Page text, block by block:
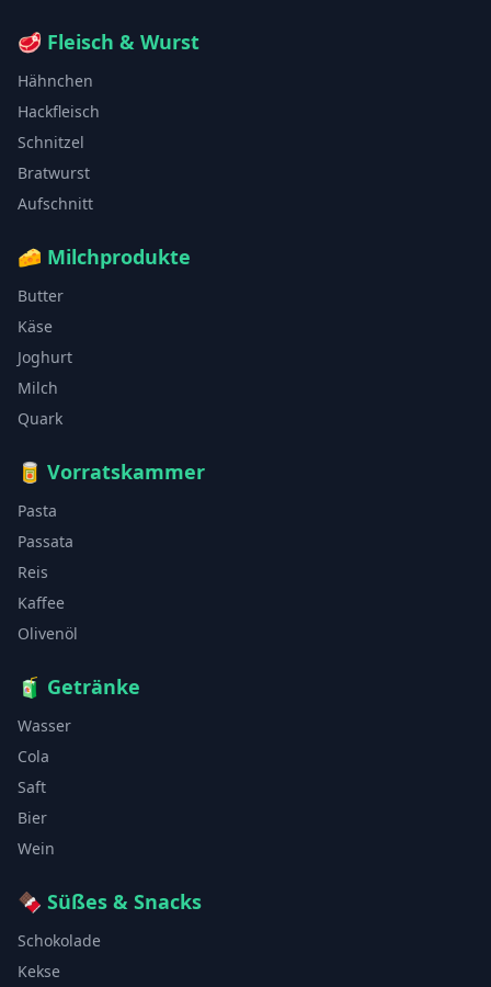
🥩 Fleisch & Wurst
Hähnchen
Hackfleisch
Schnitzel
Bratwurst
Aufschnitt
🧀 Milchprodukte
Butter
Käse
Joghurt
Milch
Quark
🥫 Vorratskammer
Pasta
Passata
Reis
Kaffee
Olivenöl
🧃 Getränke
Wasser
Cola
Saft
Bier
Wein
🍫 Süßes & Snacks
Schokolade
Kekse